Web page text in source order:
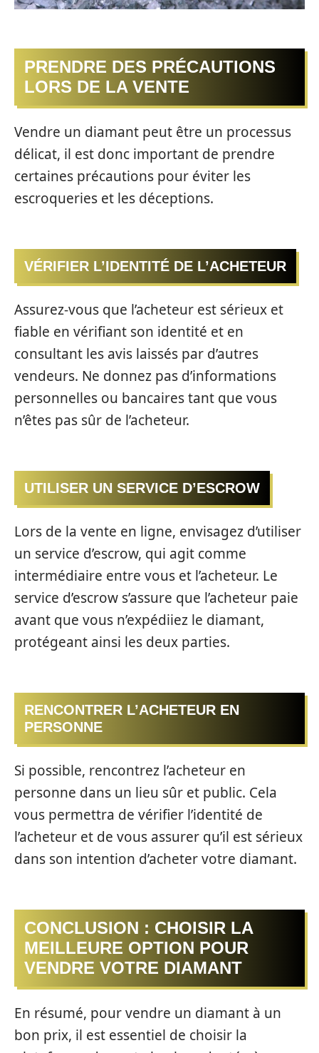
PRENDRE DES PRÉCAUTIONS
LORS DE LA VENTE
Vendre un diamant peut être un processus
délicat, il est donc important de prendre
certaines précautions pour éviter les
escroqueries et les déceptions.
VÉRIFIER L’IDENTITÉ DE L’ACHETEUR
Assurez-vous que l’acheteur est sérieux et
fiable en vérifiant son identité et en
consultant les avis laissés par d’autres
vendeurs. Ne donnez pas d’informations
personnelles ou bancaires tant que vous
n’êtes pas sûr de l’acheteur.
UTILISER UN SERVICE D’ESCROW
Lors de la vente en ligne, envisagez d’utiliser
un service d’escrow, qui agit comme
intermédiaire entre vous et l’acheteur. Le
service d’escrow s’assure que l’acheteur paie
avant que vous n’expédiiez le diamant,
protégeant ainsi les deux parties.
RENCONTRER L’ACHETEUR EN
PERSONNE
Si possible, rencontrez l’acheteur en
personne dans un lieu sûr et public. Cela
vous permettra de vérifier l’identité de
l’acheteur et de vous assurer qu’il est sérieux
dans son intention d’acheter votre diamant.
CONCLUSION : CHOISIR LA
MEILLEURE OPTION POUR
VENDRE VOTRE DIAMANT
En résumé, pour vendre un diamant à un
bon prix, il est essentiel de choisir la